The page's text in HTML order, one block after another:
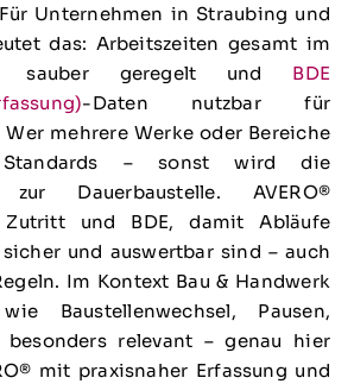
Unternehmen in Straubing und
das: Arbeitszeiten gesamt im
sauber geregelt und BDE
-Daten nutzbar für
Wer mehrere Werke oder Bereiche
– sonst wird die
zur Dauerbaustelle. AVERO®
und BDE, damit Abläufe
und auswertbar sind – auch
Im Kontext Bau & Handwerk
Baustellenwechsel, Pausen,
besonders relevant – genau hier
mit praxisnaher Erfassung und